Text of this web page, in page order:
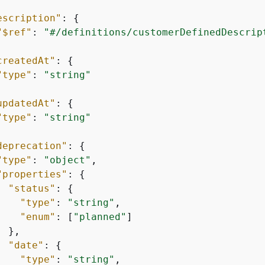
: {
:
"#/definitions/
: {
:
"string"
: {
:
"string"
: {
: "object" ,
: {
"status" : {
"type" : "string" ,
"enum" : [ "planned" ]
},
"date" : {
"type" : "string" ,